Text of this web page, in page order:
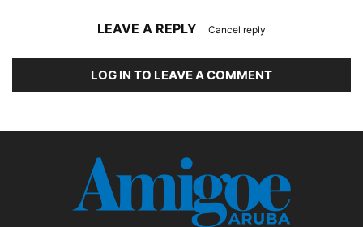
LEAVE A REPLY Cancel reply
LOG IN TO LEAVE A COMMENT